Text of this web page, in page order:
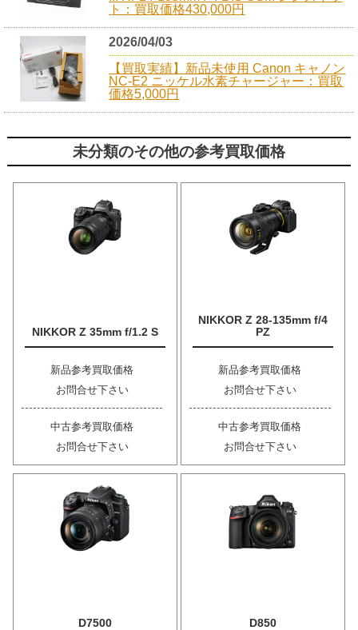
ト：買取価格430,000円
2026/04/03
【買取実績】新品未使用 Canon キャノン
NC-E2 ニッケル水素チャージャー：買取
価格5,000円
未分類のその他の参考買取価格
NIKKOR Z 35mm f/1.2 S
新品参考買取価格
お問合せ下さい
中古参考買取価格
お問合せ下さい
NIKKOR Z 28-135mm f/4
PZ
新品参考買取価格
お問合せ下さい
中古参考買取価格
お問合せ下さい
D7500 D850